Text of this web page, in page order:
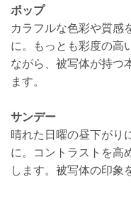
ポップ
カラフルな色彩や質感
に。もっとも彩度の高
ながら、被写体が持つ
ます。
サンデー
晴れた日曜の昼下がり
に。コントラストを高
します。被写体の印象